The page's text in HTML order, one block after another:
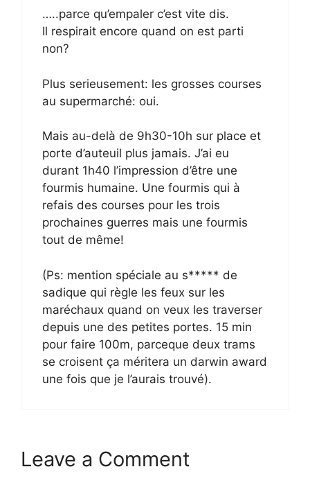
…..parce qu’empaler c’est vite dis.
Il respirait encore quand on est parti
non?
Plus serieusement: les grosses courses
au supermarché: oui.
Mais au-delà de 9h30-10h sur place et
porte d’auteuil plus jamais. J’ai eu
durant 1h40 l’impression d’être une
fourmis humaine. Une fourmis qui à
refais des courses pour les trois
prochaines guerres mais une fourmis
tout de même!
(Ps: mention spéciale au s***** de
sadique qui règle les feux sur les
maréchaux quand on veux les traverser
depuis une des petites portes. 15 min
pour faire 100m, parceque deux trams
se croisent ça méritera un darwin award
une fois que je l’aurais trouvé).
Leave a Comment